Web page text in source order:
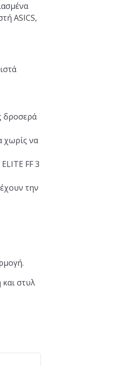
ASICS,
δροσερά
χωρίς να
FF 3
την
στυλ